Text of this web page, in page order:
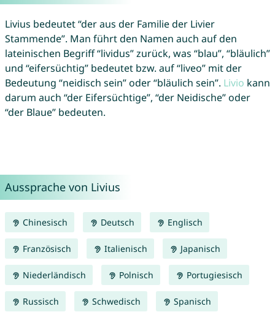
Livius bedeutet “der aus der Familie der Livier
Stammende”. Man führt den Namen auch auf den
lateinischen Begriff “lividus” zurück, was “blau”, “bläulich”
und “eifersüchtig” bedeutet bzw. auf “liveo” mit der
Bedeutung “neidisch sein” oder “bläulich sein”. Livio kann
darum auch “der Eifersüchtige”, “der Neidische” oder
“der Blaue” bedeuten.
Aussprache von Livius
Chinesisch Deutsch Englisch
Französisch Italienisch Japanisch
Niederländisch Polnisch Portugiesisch
Russisch Schwedisch Spanisch